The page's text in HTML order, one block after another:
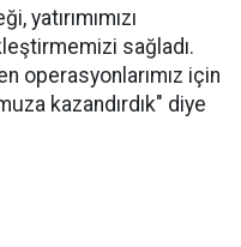
yatırımımızı
sağladı.
operasyonlarımız için
kazandırdık" diye